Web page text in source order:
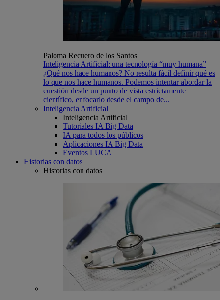
Paloma Recuero de los Santos
Inteligencia Artificial: una tecnología “muy humana”
¿Qué nos hace humanos? No resulta fácil definir qué es
lo que nos hace humanos. Podemos intentar abordar la
cuestión desde un punto de vista estrictamente
científico, enfocarlo desde el campo de...
Inteligencia Artificial
Inteligencia Artificial
Tutoriales IA Big Data
IA para todos los públicos
Aplicaciones IA Big Data
Eventos LUCA
Historias con datos
Historias con datos